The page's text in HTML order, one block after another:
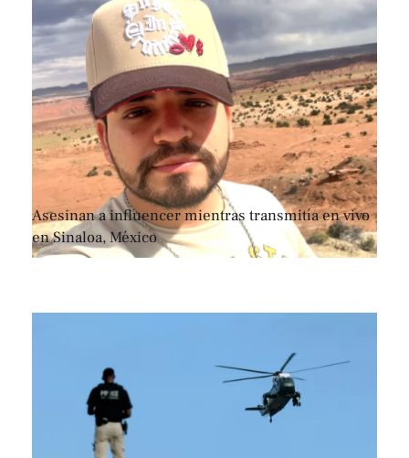
Asesinan a influencer mientras transmitía en vivo
en Sinaloa, México